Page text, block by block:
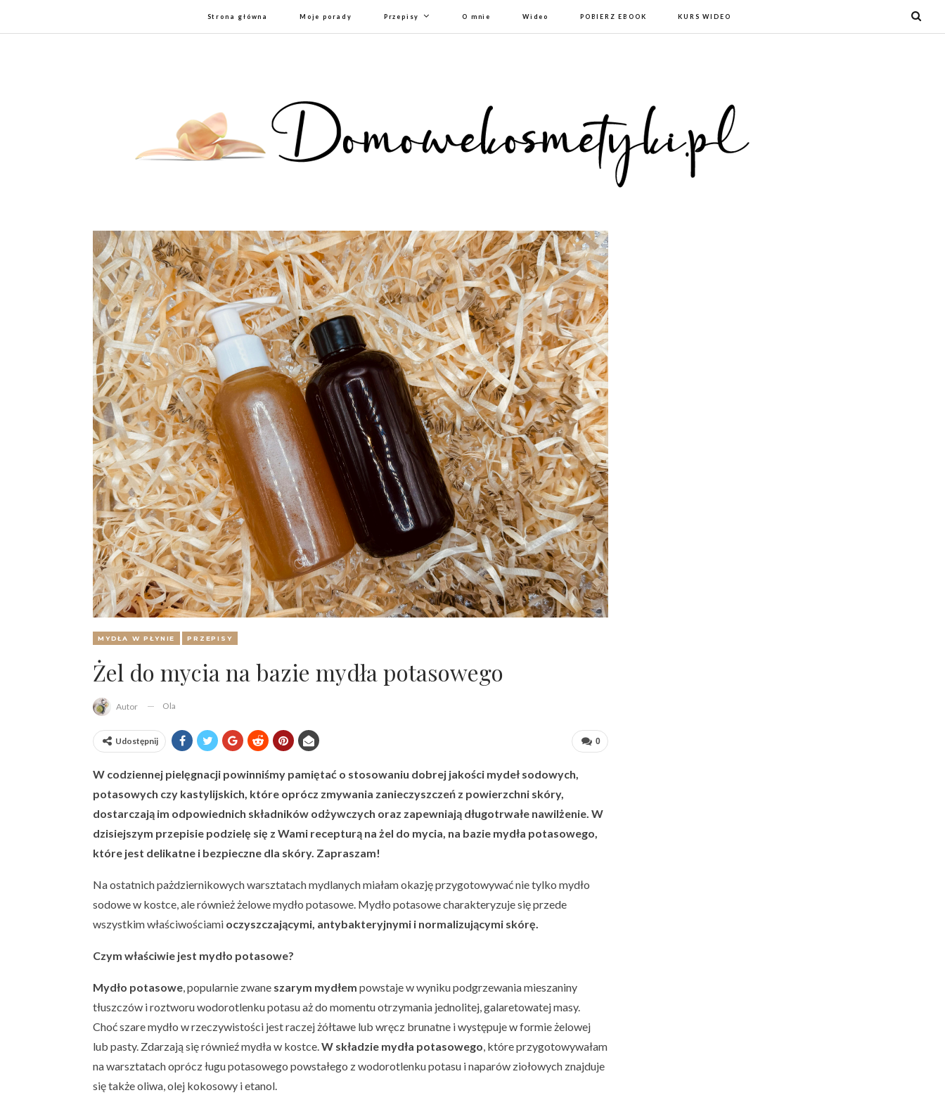
Strona główna Moje porady Przepisy O mnie Wideo POBIERZ EBOOK KURS WIDEO
MYDŁA W PŁYNIE PRZEPISY
Żel do mycia na bazie mydła potasowego
Autor Ola
0
Udostępnij
W codziennej pielęgnacji powinniśmy pamiętać o stosowaniu dobrej jakości mydeł sodowych,
potasowych czy kastylijskich, które oprócz zmywania zanieczyszczeń z powierzchni skóry,
dostarczają im odpowiednich składników odżywczych oraz zapewniają długotrwałe nawilżenie. W
dzisiejszym przepisie podzielę się z Wami recepturą na żel do mycia, na bazie mydła potasowego,
które jest delikatne i bezpieczne dla skóry. Zapraszam!
Na ostatnich pażdziernikowych warsztatach mydlanych miałam okazję przygotowywać nie tylko mydło
sodowe w kostce, ale również żelowe mydło potasowe. Mydło potasowe charakteryzuje się przede
wszystkim właściwościami oczyszczającymi, antybakteryjnymi i normalizującymi skórę.
Czym właściwie jest mydło potasowe?
Mydło potasowe , popularnie zwane szarym mydłem powstaje w wyniku podgrzewania mieszaniny
tłuszczów i roztworu wodorotlenku potasu aż do momentu otrzymania jednolitej, galaretowatej masy.
Choć szare mydło w rzeczywistości jest raczej żółtawe lub wręcz brunatne i występuje w formie żelowej
lub pasty. Zdarzają się równieź mydła w kostce. W składzie mydła potasowego , które przygotowywałam
na warsztatach oprócz ługu potasowego powstałego z wodorotlenku potasu i naparów ziołowych znajduje
się także oliwa, olej kokosowy i etanol.